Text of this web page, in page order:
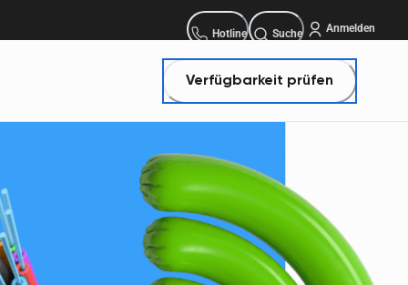
Bestellhotline:
Hotline Suche Anmelden
Verfügbarkeit prüfen